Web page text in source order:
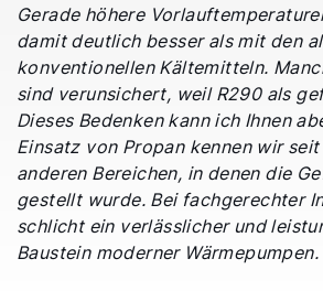
Gerade höhere
damit deutlich besser als mit den
konventionellen Kältemitteln.
sind verunsichert, weil R290 als
Dieses Bedenken kann ich Ihnen
Einsatz von Propan kennen wir
anderen Bereichen, in denen die
gestellt wurde. Bei fachgerechter
schlicht ein verlässlicher und
Baustein moderner Wärmepumpen.